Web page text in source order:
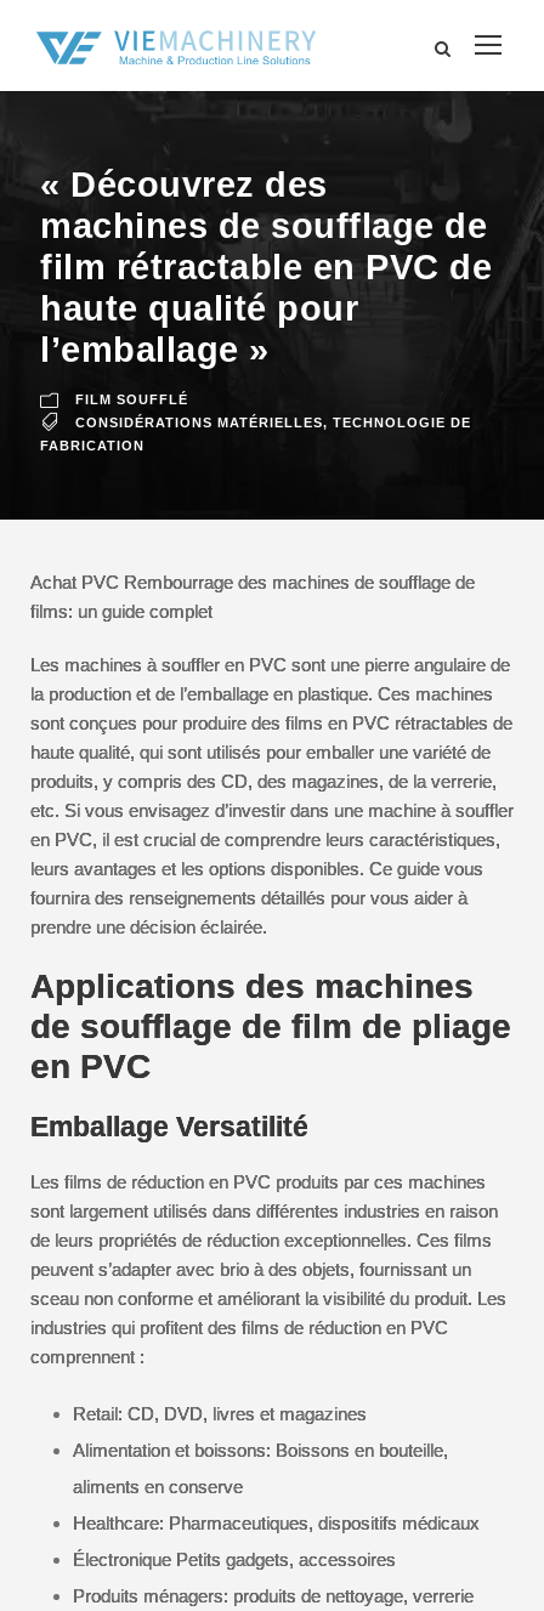
« Découvrez des
machines de soufflage de
film rétractable en PVC de
haute qualité pour
l’emballage »
FILM SOUFFLÉ
CONSIDÉRATIONS MATÉRIELLES, TECHNOLOGIE DE
FABRICATION
Achat PVC Rembourrage des machines de soufflage de
films: un guide complet
Les machines à souffler en PVC sont une pierre angulaire de
la production et de l’emballage en plastique. Ces machines
sont conçues pour produire des films en PVC rétractables de
haute qualité, qui sont utilisés pour emballer une variété de
produits, y compris des CD, des magazines, de la verrerie,
etc. Si vous envisagez d’investir dans une machine à souffler
en PVC, il est crucial de comprendre leurs caractéristiques,
leurs avantages et les options disponibles. Ce guide vous
fournira des renseignements détaillés pour vous aider à
prendre une décision éclairée.
Applications des machines
de soufflage de film de pliage
en PVC
Emballage Versatilité
Les films de réduction en PVC produits par ces machines
sont largement utilisés dans différentes industries en raison
de leurs propriétés de réduction exceptionnelles. Ces films
peuvent s’adapter avec brio à des objets, fournissant un
sceau non conforme et améliorant la visibilité du produit. Les
industries qui profitent des films de réduction en PVC
comprennent :
Retail: CD, DVD, livres et magazines
Alimentation et boissons: Boissons en bouteille,
aliments en conserve
Healthcare: Pharmaceutiques, dispositifs médicaux
Électronique Petits gadgets, accessoires
Produits ménagers: produits de nettoyage, verrerie